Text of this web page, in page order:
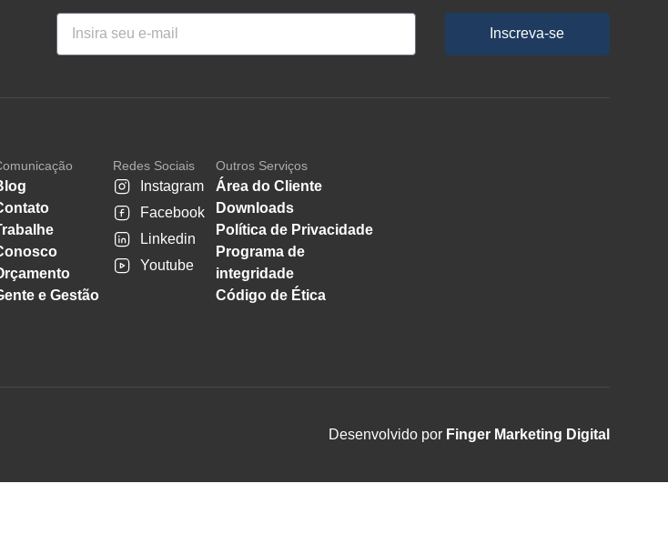
Inscreva-se
e Gestão
Redes Sociais
Instagram
Facebook
Linkedin
Youtube
Outros Serviços
Área do Cliente
Downloads
Política de Privacidade
Programa de
integridade
Código de Ética
Desenvolvido por Finger Marketing Digital